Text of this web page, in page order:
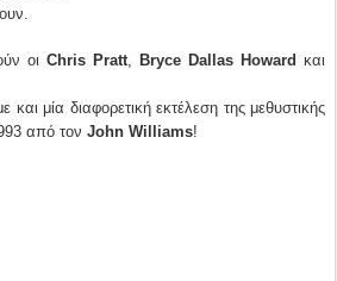
οι Chris Pratt, Bryce Dallas Howard και
και μία διαφορετική εκτέλεση της μεθυστικής
από τον John Williams!